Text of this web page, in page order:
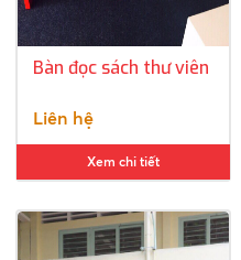
Bàn đọc sách thư viên
Liên hệ
Xem chi tiết